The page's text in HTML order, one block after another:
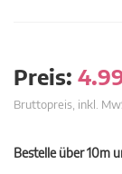
Preis:
Bruttopreis, inkl.
Bestelle über 10m